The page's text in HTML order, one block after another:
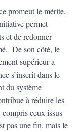
promeut le mérite,
permet
et de redonner
De son côté, le
supérieur a
s’inscrit dans le
du système
à réduire les
ceux issus
pas une fin, mais le